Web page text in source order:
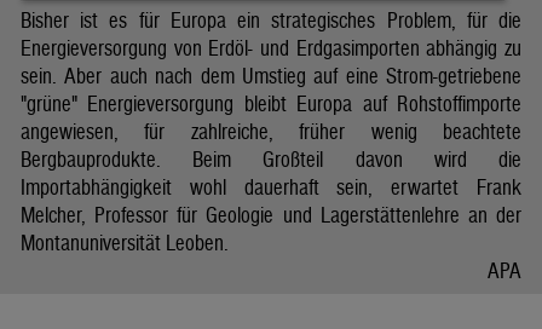
Bisher ist es für Europa ein strategisches Problem, für die
Energieversorgung von Erdöl- und Erdgasimporten abhängig zu
sein. Aber auch nach dem Umstieg auf eine Strom-getriebene
"grüne" Energieversorgung bleibt Europa auf Rohstoffimporte
angewiesen, für zahlreiche, früher wenig beachtete
Bergbauprodukte. Beim Großteil davon wird die
Importabhängigkeit wohl dauerhaft sein, erwartet Frank
Melcher, Professor für Geologie und Lagerstättenlehre an der
Montanuniversität Leoben.
APA